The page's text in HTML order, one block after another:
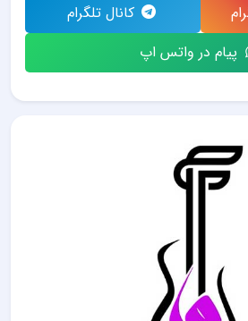
کانال تلگرام
پیام در واتس اپ